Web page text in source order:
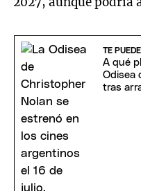
TE
A qué
Odisea
tras